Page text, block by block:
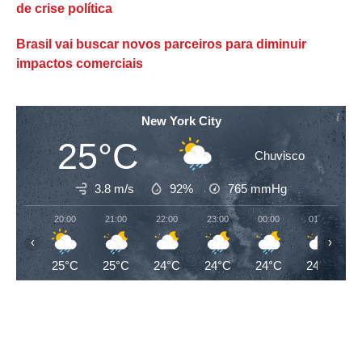
de crise política
Brasil vai buscar novos parceiros para diminuir
impactos comerciais
New York City
25°C Chuvisco
3.8 m/s 92% 765mmHg
20:00
25°C
21:00
25°C
22:00
24°C
23:00
24°C
00:00
24°C
01:00
24°C
‹ ›